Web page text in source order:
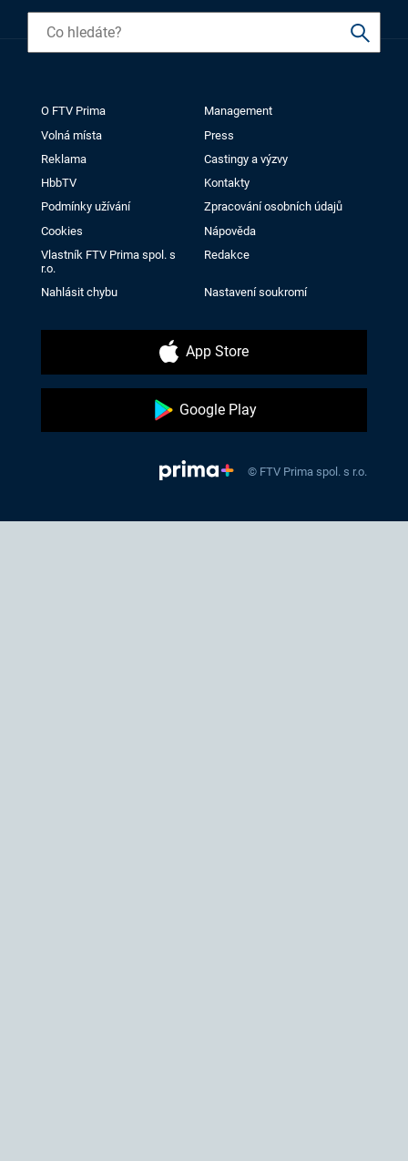
O FTV Prima
Management
Volná místa
Press
Reklama
Castingy a výzvy
HbbTV
Kontakty
Podmínky užívání
Zpracování osobních údajů
Cookies
Nápověda
Vlastník FTV Prima spol. s
r.o.
Redakce
Nahlásit chybu Nastavení soukromí
App Store
Google Play
© FTV Prima spol. s r.o.